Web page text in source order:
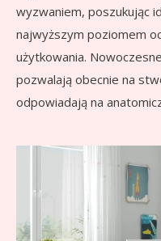
wyzwaniem, poszukując
najwyższym poziomem
użytkowania.
pozwalają obecnie na
odpowiadają na